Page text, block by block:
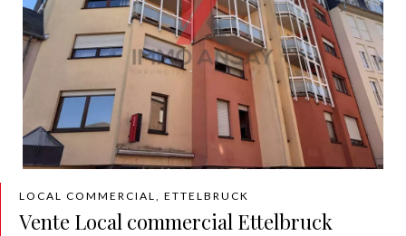
LOCAL COMMERCIAL, ETTELBRUCK
Vente Local commercial Ettelbruck